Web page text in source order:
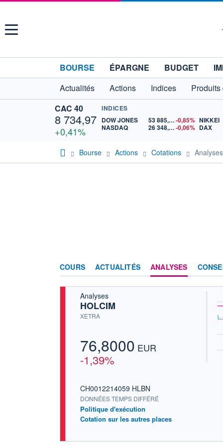
Menu
BOURSE ÉPARGNE BUDGET
Actualités
Actions Indices
CAC 40
8 734,97
+0,41%
INDICES
DOW JONES
53 885,10-0,85%
NASDAQ
26 348,35-0,06%
NIKKEI
DAX
Bourse Actions Cotations
COURS ACTUALITÉS ANALYSES
Analyses
HOLCIM
XETRA
76,8000 EUR
-1,39%
CH0012214059 HLBN
DONNÉES TEMPS DIFFÉRÉ
Politique d'exécution
Cotation sur les autres places